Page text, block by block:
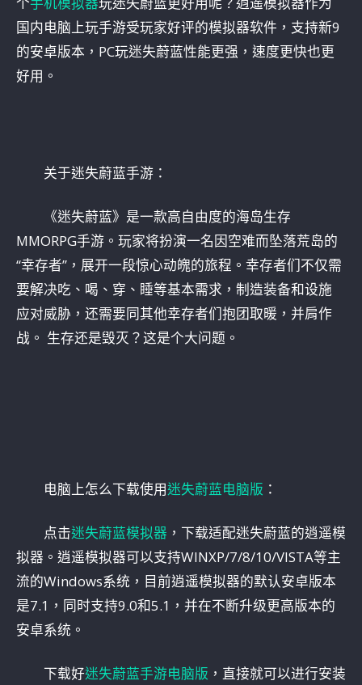
国内电脑上玩手游受玩家好评的模拟器软件，支持新9
的安卓版本，PC玩迷失蔚蓝性能更强，速度更快也更
好用。
关于迷失蔚蓝手游：
《迷失蔚蓝》是一款高自由度的海岛生存
MMORPG手游。玩家将扮演一名因空难而坠落荒岛的
“幸存者”，展开一段惊心动魄的旅程。幸存者们不仅需
要解决吃、喝、穿、睡等基本需求，制造装备和设施
应对威胁，还需要同其他幸存者们抱团取暖，并肩作
战。 生存还是毁灭？这是个大问题。
电脑上怎么下载使用迷失蔚蓝电脑版 ：
点击迷失蔚蓝模拟器 ，下载适配迷失蔚蓝的逍遥模
拟器。逍遥模拟器可以支持WINXP/7/8/10/VISTA等主
流的Windows系统，目前逍遥模拟器的默认安卓版本
是7.1，同时支持9.0和5.1，并在不断升级更高版本的
安卓系统。
下载好迷失蔚蓝手游电脑版 ，直接就可以进行安装